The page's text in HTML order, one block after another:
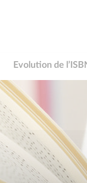
Evolution de